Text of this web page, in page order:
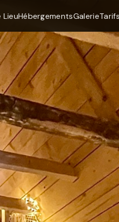
LieuHébergementsGalerieTarifs